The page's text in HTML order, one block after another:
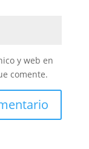
y web en
comente.